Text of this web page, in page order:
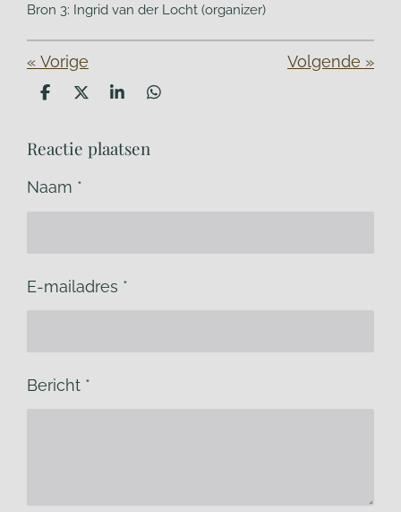
Bron 3: Ingrid van der Locht (organizer)
« Vorige Volgende »
D
e
D
l
S
r
D
Reactie plaatsen
Naam *
E-mailadres *
Bericht *